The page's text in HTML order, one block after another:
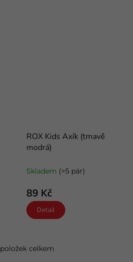
ROX Kids Axík (tmavě
modrá)
Skladem (>5 pár)
89 Kč
Detail
O
položek celkem